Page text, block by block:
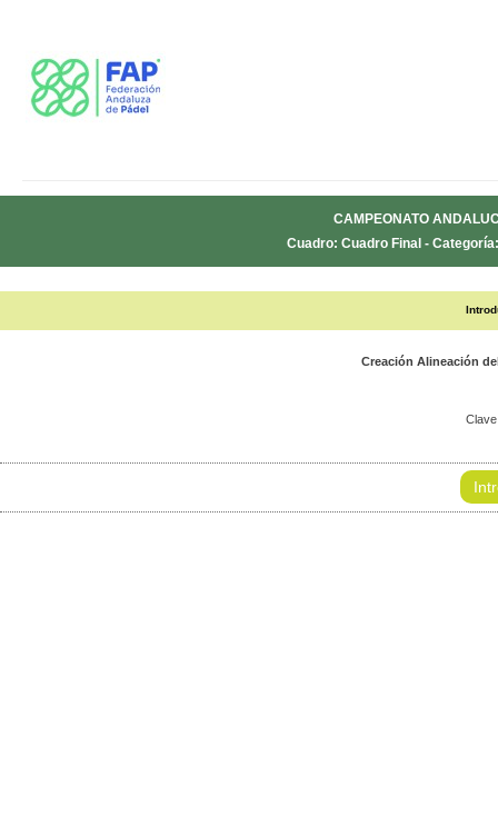
CAMPEONATO
Cuadro: Cuadro Final -
Creación Alineación